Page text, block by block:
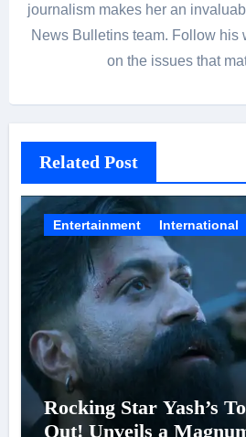
journalism makes her an
News Bulletins team. Follow his
on the issues that
Related Post
Entertainment International
Rocking Star Yash’s
Out! Unveils a